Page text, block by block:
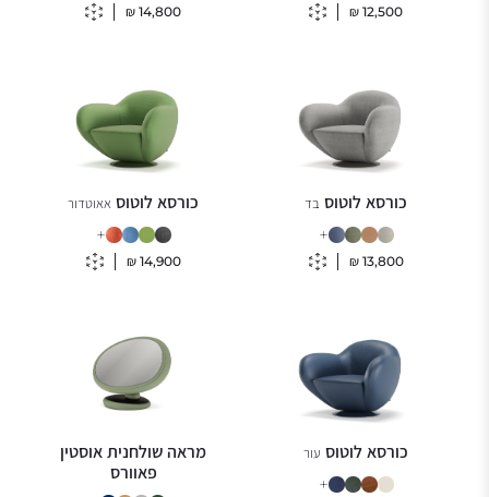
12,500
₪
14,800
₪
כורסא לוטוס בד
13,800
₪
+
כורסא לוטוס אאוטדור
14,900
₪
+
כורסא לוטוס עור
+
מראה שולחנית אוסטין
פאוורס